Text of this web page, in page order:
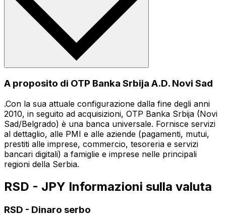
A proposito di OTP Banka Srbija A.D. Novi Sad
.Con la sua attuale configurazione dalla fine degli anni
2010, in seguito ad acquisizioni, OTP Banka Srbija (Novi
Sad/Belgrado) è una banca universale. Fornisce servizi
al dettaglio, alle PMI e alle aziende (pagamenti, mutui,
prestiti alle imprese, commercio, tesoreria e servizi
bancari digitali) a famiglie e imprese nelle principali
regioni della Serbia.
RSD - JPY Informazioni sulla valuta
RSD - Dinaro serbo